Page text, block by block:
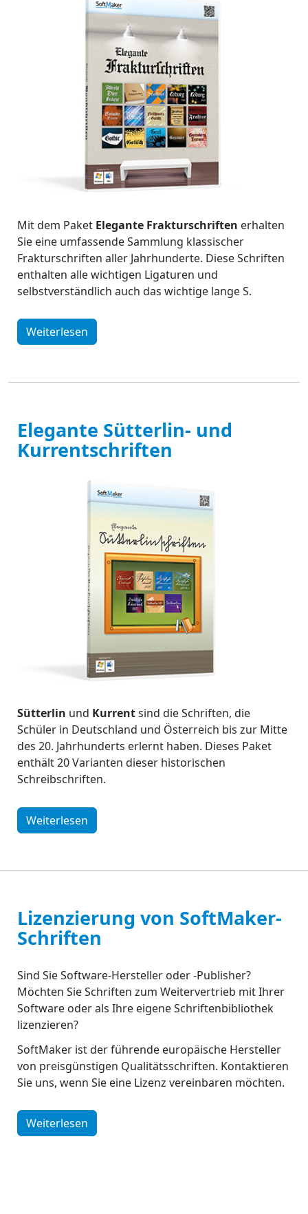
Mit dem Paket Elegante Frakturschriften erhalten
Sie eine umfassende Sammlung klassischer
Frakturschriften aller Jahrhunderte. Diese Schriften
enthalten alle wichtigen Ligaturen und
selbstverständlich auch das wichtige lange S.
Weiterlesen
Elegante Sütterlin- und
Kurrentschriften
Sütterlin und Kurrentsind die Schriften, die
Schüler in Deutschland und Österreich bis zur Mitte
des 20. Jahrhunderts erlernt haben. Dieses Paket
enthält 20 Varianten dieser historischen
Schreibschriften.
Weiterlesen
Lizenzierung von SoftMaker-
Schriften
Sind Sie Software-Hersteller oder -Publisher?
Möchten Sie Schriften zum Weitervertrieb mit Ihrer
Software oder als Ihre eigene Schriftenbibliothek
lizenzieren?
SoftMaker ist der führende europäische Hersteller
von preisgünstigen Qualitätsschriften. Kontaktieren
Sie uns, wenn Sie eine Lizenz vereinbaren möchten.
Weiterlesen